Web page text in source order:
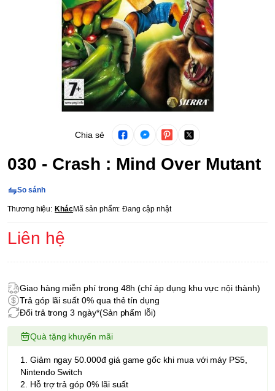
Chia sẻ
030 - Crash : Mind Over Mutant
So sánh
Thương hiệu: KhácMã sản phẩm: Đang cập nhật
Liên hệ
Giao hàng miễn phí trong 48h (chỉ áp dụng khu vực nội thành)
Trả góp lãi suất 0% qua thẻ tín dụng
Đổi trả trong 3 ngày*(Sản phẩm lỗi)
Quà tặng khuyến mãi
1. Giảm ngay 50.000đ giá game gốc khi mua với máy PS5,
Nintendo Switch
2. Hỗ trợ trả góp 0% lãi suất